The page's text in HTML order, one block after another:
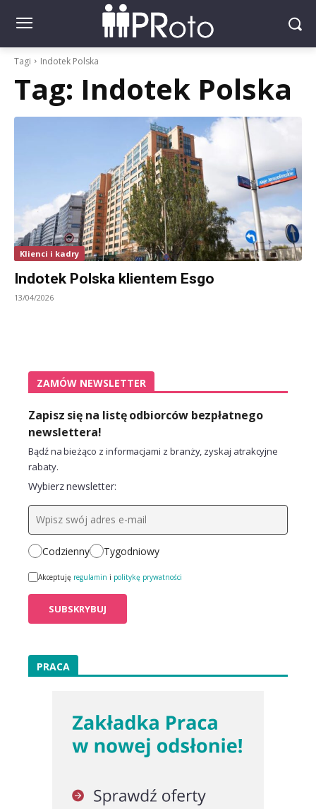
Tagi Indotek Polska
Tag: Indotek Polska
Klienci i kadry
Indotek Polska klientem Esgo
13/04/2026
ZAMÓW NEWSLETTER
Zapisz się na listę odbiorców bezpłatnego
newslettera!
Bądź na bieżąco z informacjami z branży, zyskaj atrakcyjne
rabaty.
Wybierz newsletter:
Codzienny Tygodniowy
Akceptuję regulamin i politykę prywatności
PRACA